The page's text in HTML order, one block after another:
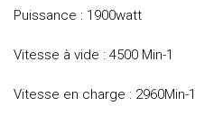
Puissance : 1900watt
Vitesse à vide : 4500 Min-1
Vitesse en charge : 2960Min-1